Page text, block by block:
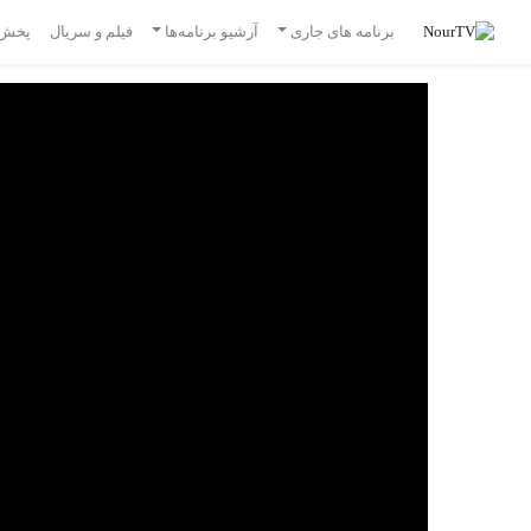
برنامه های جاری آرشیو برنامه‌ها فیلم و سریال پخش